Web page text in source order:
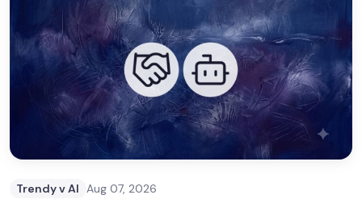
Trendy v AI Aug 07, 2026